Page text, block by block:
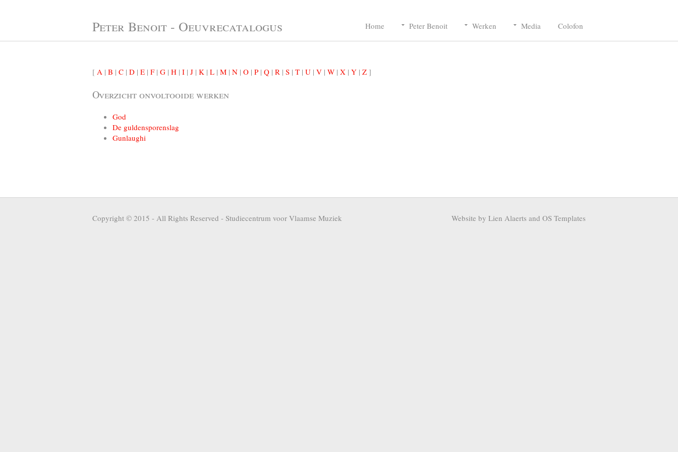
Peter Benoit - Oeuvrecatalogus Home Peter Benoit Werken Media Colofon
[ A | B | C | D | E | F| G | H | I | J | K | L | M | N | O | P | Q | R | S | T | U | V | W | X | Y | Z ]
Overzicht onvoltooide werken
God
De guldensporenslag
Gunlaughi
Copyright © 2015 - All Rights Reserved - Studiecentrum voor Vlaamse Muziek Website by Lien Alaerts and OS Templates